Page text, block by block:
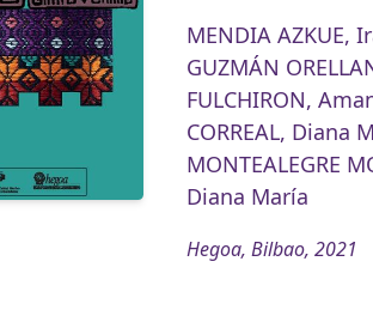
MENDIA AZKUE,
GUZMÁN
FULCHIRON,
CORREAL, Diana
MONTEALEGRE
Diana María
Hegoa, Bilbao, 2021